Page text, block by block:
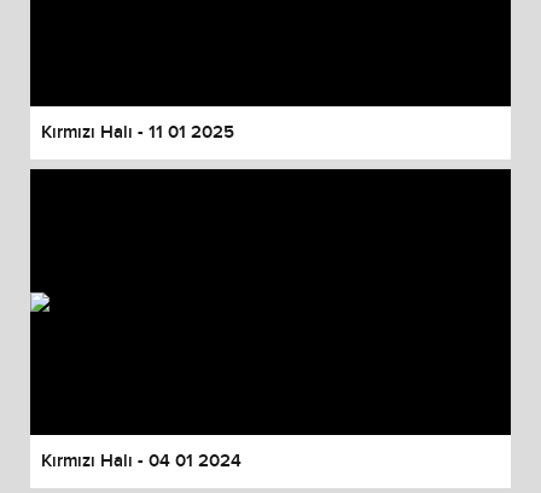
Kırmızı Halı - 11 01 2025
Kırmızı Halı - 04 01 2024